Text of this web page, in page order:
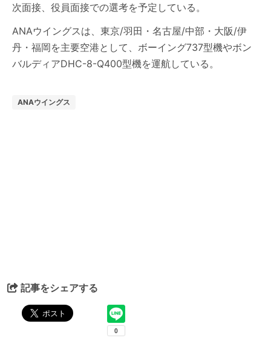
次面接、役員面接での選考を予定している。
ANAウイングスは、東京/羽田・名古屋/中部・大阪/伊
丹・福岡を主要空港として、ボーイング737型機やボン
バルディアDHC-8-Q400型機を運航している。
ANAウイングス
記事をシェアする